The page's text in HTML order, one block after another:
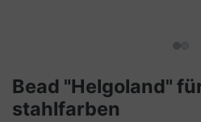
Bead "Helgoland"
stahlfarben